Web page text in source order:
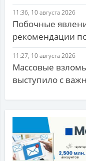
11:36, 10 августа 2026
Побочные
рекомендации
11:27, 10 августа 2026
Массовые
выступило с